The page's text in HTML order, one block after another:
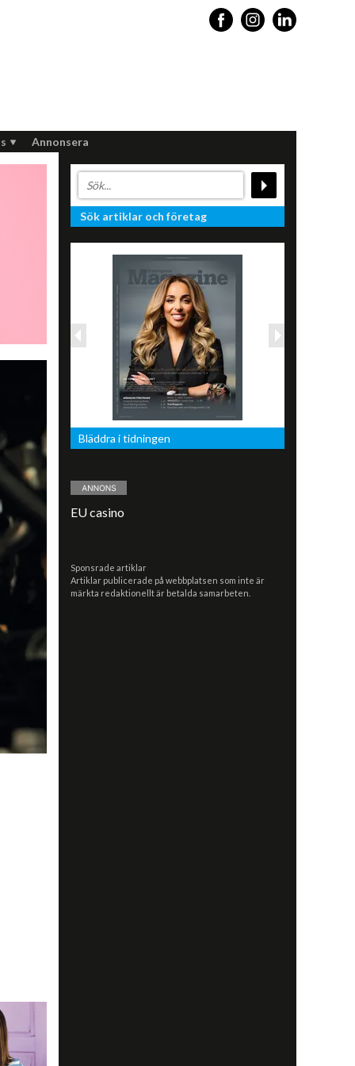
Annonsera
Sök artiklar och företag
Bläddra i tidningen
EU casino
Sponsrade artiklar
Artiklar publicerade på webbplatsen som inte är
märkta redaktionellt är betalda samarbeten.